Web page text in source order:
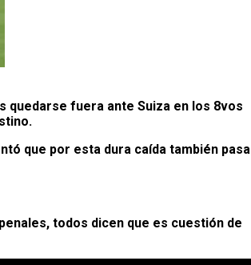
quedarse fuera ante Suiza en los 8vos
que por esta dura caída también pasa
todos dicen que es cuestión de